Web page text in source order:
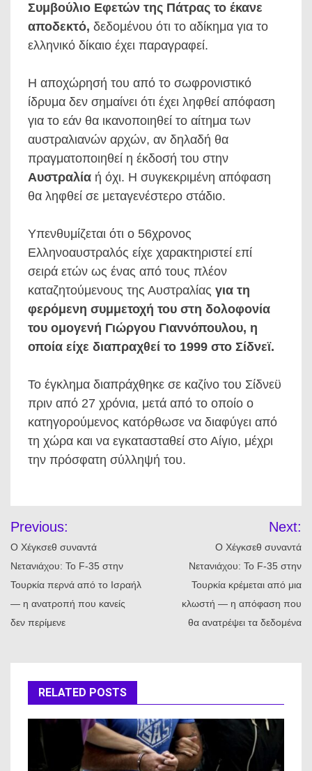
Συμβούλιο Εφετών της Πάτρας το έκανε
αποδεκτό, δεδομένου ότι το αδίκημα για το
ελληνικό δίκαιο έχει παραγραφεί.
Η αποχώρησή του από το σωφρονιστικό
ίδρυμα δεν σημαίνει ότι έχει ληφθεί απόφαση
για το εάν θα ικανοποιηθεί το αίτημα των
αυστραλιανών αρχών, αν δηλαδή θα
πραγματοποιηθεί η έκδοσή του στην
Αυστραλία ή όχι. Η συγκεκριμένη απόφαση
θα ληφθεί σε μεταγενέστερο στάδιο.
Υπενθυμίζεται ότι ο 56χρονος
Ελληνοαυστραλός είχε χαρακτηριστεί επί
σειρά ετών ως ένας από τους πλέον
καταζητούμενους της Αυστραλίας για τη
φερόμενη συμμετοχή του στη δολοφονία
του ομογενή Γιώργου Γιαννόπουλου, η
οποία είχε διαπραχθεί το 1999 στο Σίδνεϊ.
Το έγκλημα διαπράχθηκε σε καζίνο του Σίδνεϋ
πριν από 27 χρόνια, μετά από το οποίο ο
κατηγορούμενος κατόρθωσε να διαφύγει από
τη χώρα και να εγκατασταθεί στο Αίγιο, μέχρι
την πρόσφατη σύλληψή του.
άρθρων
Previous:
Ο Χέγκσεθ συναντά
Νετανιάχου: Το F-35 στην
Τουρκία περνά από το Ισραήλ
— η ανατροπή που κανείς
δεν περίμενε
Next:
Ο Χέγκσεθ συναντά
Νετανιάχου: Το F-35 στην
Τουρκία κρέμεται από μια
κλωστή — η απόφαση που
θα ανατρέψει τα δεδομένα
RELATED POSTS